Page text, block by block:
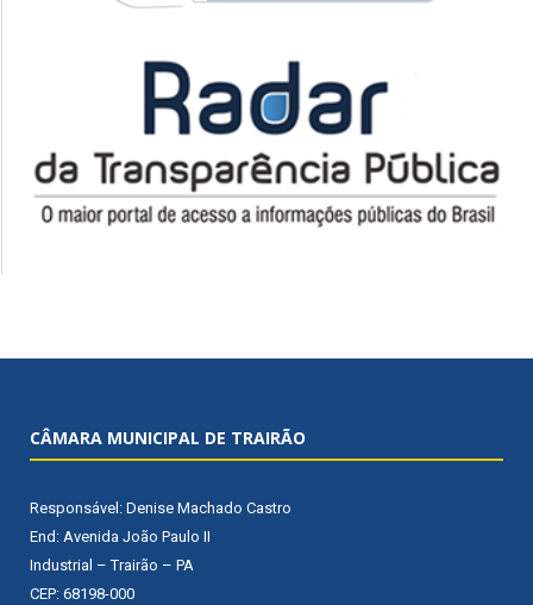
CÂMARA MUNICIPAL DE TRAIRÃO
Responsável: Denise Machado Castro
End: Avenida João Paulo II
Industrial – Trairão – PA
CEP: 68198-000